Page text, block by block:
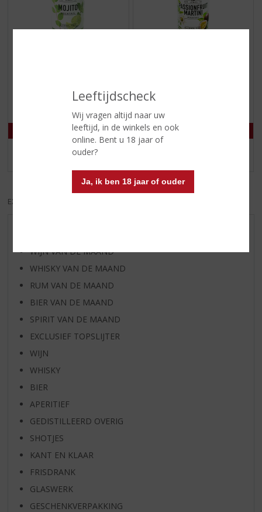
Leeftijdscheck
Wij vragen altijd naar uw
leeftijd, in de winkels en ook
online. Bent u 18 jaar of
ouder?
Ja, ik ben 18 jaar of ouder
5
Sir. James 101 Mojito
Sir. James 101
Passionfruit Martini
EXCL. BTW
WIJN VAN DE MAAND
WHISKY VAN DE MAAND
RUM VAN DE MAAND
BIER VAN DE MAAND
SPIRIT VAN DE MAAND
EXCLUSIEF TOPSLIJTER
WIJN
WHISKY
BIER
APERITIEF
GEDISTILLEERD OVERIG
SHOTJES
KANT EN KLAAR
FRISDRANK
GLASWERK
GESCHENKVERPAKKING